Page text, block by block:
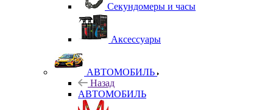
Секундомеры и часы
Аксессуары
АВТОМОБИЛЬ
Назад
АВТОМОБИЛЬ